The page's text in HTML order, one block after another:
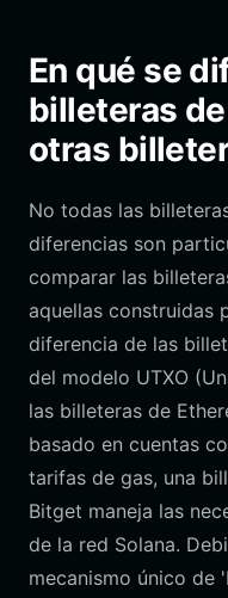
En qué se
billeteras
otras
No todas las
diferencias son
comparar las
aquellas construidas
diferencia de las
del modelo UTXO
las billeteras de
basado en cuentas
tarifas de gas, una
Bitget maneja las
de la red Solana.
mecanismo único de